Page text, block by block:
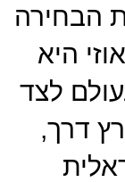
הבחירה
היא
לצד
דרך,